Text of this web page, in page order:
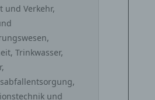
und Verkehr,
Trinkwasser,
und